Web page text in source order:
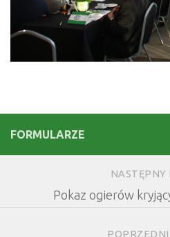
FORMULARZE
NASTĘPNY
Pokaz ogierów